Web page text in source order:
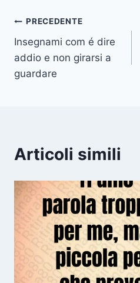
Navigazione
articoli
PRECEDENTE
Insegnami com é dire
addio e non girarsi a
guardare
Articoli simili